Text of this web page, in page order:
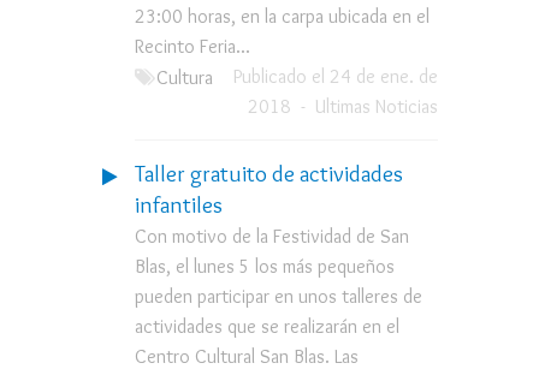
23:00 horas, en la carpa ubicada en el
Recinto Feria...
Cultura
Publicado el 24 de ene. de
2018 - Ultimas Noticias
Taller gratuito de actividades
infantiles
Con motivo de la Festividad de San
Blas, el lunes 5 los más pequeños
pueden participar en unos talleres de
actividades que se realizarán en el
Centro Cultural San Blas. Las